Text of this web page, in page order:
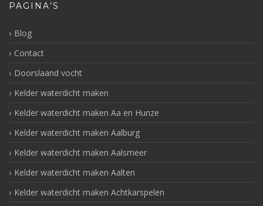
PAGINA’S
Blog
Contact
Doorslaand vocht
Kelder waterdicht maken
Kelder waterdicht maken Aa en Hunze
Kelder waterdicht maken Aalburg
Kelder waterdicht maken Aalsmeer
Kelder waterdicht maken Aalten
Kelder waterdicht maken Achtkarspelen